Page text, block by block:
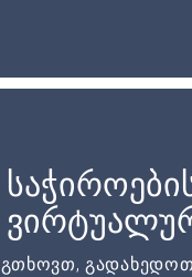
გთხოვთ, გადახედოთ